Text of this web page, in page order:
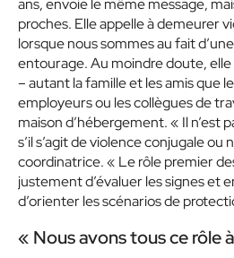
ans, envoie le même message,
proches. Elle appelle à demeurer
lorsque nous sommes au fait
entourage. Au moindre doute,
– autant la famille et les amis que
employeurs ou les collègues de
maison d’hébergement.« Il n’est
s’il s’agit de violence conjugale ou
coordinatrice.« Le rôle premier
justement d’évaluer les signes et
d’orienter les scénarios de
« Nous avons tous ce rôle